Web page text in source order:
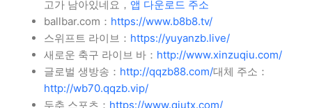
고가 남아있네요， 앱 다운로드 주소
ballbar.com： https://www.b8b8.tv/
스위프트 라이브： https://yuyanzb.live/
새로운 축구 라이브 바： http://www.xinzuqiu.com/
글로벌 생방송： http://qqzb88.com/대체 주소：
http://wb70.qqzb.vip/
두추 스포츠： https://www.qiutx.com/